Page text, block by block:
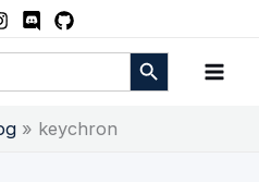
Botón de búsqueda
keychron